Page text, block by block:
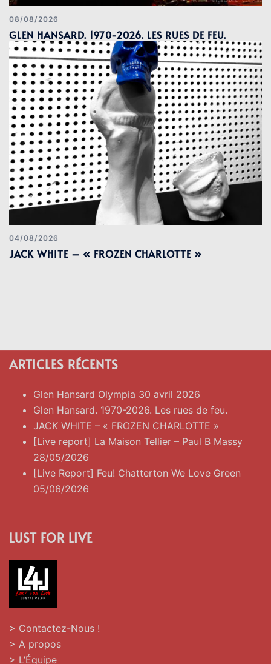
08/08/2026
GLEN HANSARD. 1970-2026. LES RUES DE FEU.
04/08/2026
JACK WHITE – « FROZEN CHARLOTTE »
ARTICLES RÉCENTS
Glen Hansard Olympia 30 avril 2026
Glen Hansard. 1970-2026. Les rues de feu.
JACK WHITE – « FROZEN CHARLOTTE »
[Live report] La Maison Tellier – Paul B Massy
28/05/2026
[Live Report] Feu! Chatterton We Love Green
05/06/2026
LUST FOR LIVE
> Contactez-Nous !
> A propos
> L’Équipe